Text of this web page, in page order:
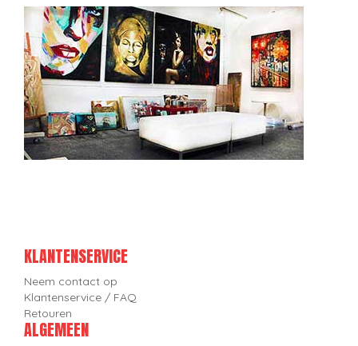
KLANTENSERVICE
Neem contact op
Klantenservice / FAQ
Retouren
ALGEMEEN